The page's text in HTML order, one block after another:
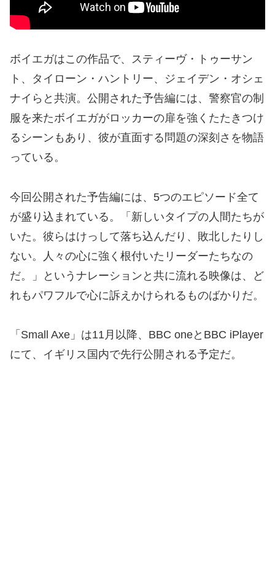
ボイエガはこの作品で、スティーヴ・トゥーサン
ト、タイローン・ハントリー、ジェイデン・オシェ
ナイらと共演。公開された予告編には、警察官の制
服を来たボイエガがロッカーの扉を強くたたきつけ
るシーンもあり、彼が直面する問題の深刻さを物語
っている。
今回公開された予告編には、5つのエピソード全て
が盛り込まれている。「新しいタイプの人間たちが
いた。彼らはけっして落ち込んだり、敗北したりし
ない。人々の心に強く根付いたリーダーたちなの
だ。」というナレーションと共に流れる映像は、ど
れもパワフルで心に訴えかけられるものばかりだ。
「Small Axe」は11月以降、BBC oneとBBC iPlayer
にて、イギリス国内で先行公開される予定だ。